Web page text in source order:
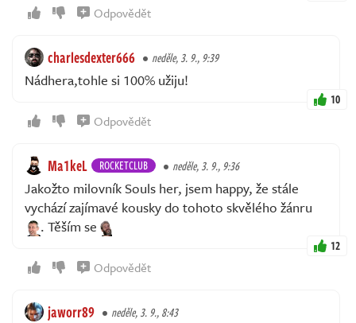
Odpovědět
charlesdexter666 neděle, 3. 9., 9:39
Nádhera,tohle si 100% užiju!
10
Odpovědět
Ma1keL ROCKETCLUB neděle, 3. 9., 9:36
Jakožto milovník Souls her, jsem happy, že stále
vychází zajímavé kousky do tohoto skvělého žánru
. Těším se
12
Odpovědět
jaworr89 neděle, 3. 9., 8:43